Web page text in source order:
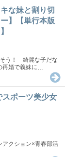
な妹と割り切
】【単行本版
う！ 綺麗な子だな
再婚で義妹に…
ポーツ美少女
アクション×青春部活